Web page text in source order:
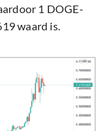
1 DOGE-
waard is.